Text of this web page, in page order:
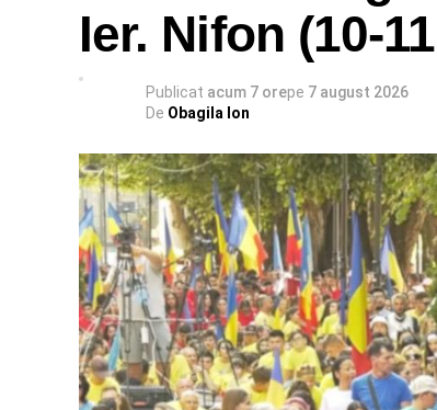
Ier. Nifon (10-
Publicat acum 7 orepe 7 august 2026
De Obagila Ion